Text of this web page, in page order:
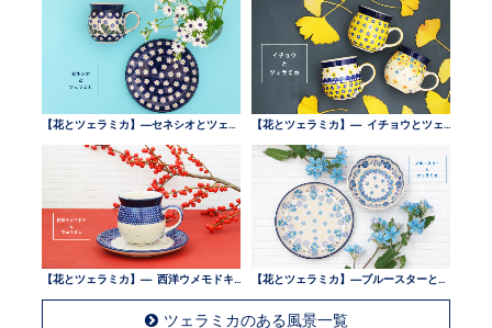
ツェラミカのある風景一覧